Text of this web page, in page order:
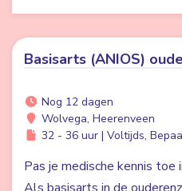
Basisarts (ANIOS)
Nog 12 dagen
Wolvega, Heerenveen
32 - 36 uur | Voltijds,
Pas je medische kennis toe